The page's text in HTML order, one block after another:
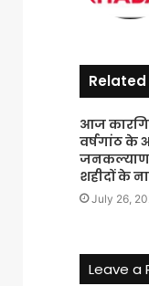
आज
वर्षगांठ के
जनकल्याण
शहीदों के
July 26,
Leave a